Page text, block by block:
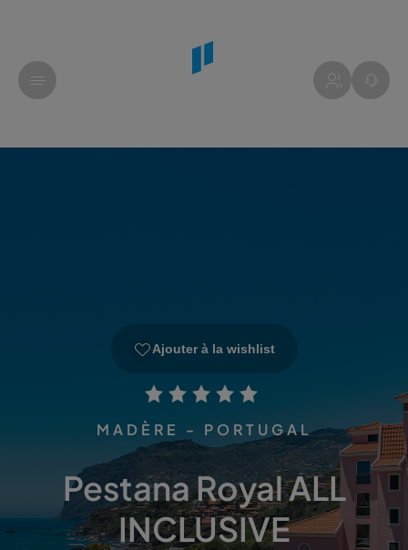
Ajouter à la wishlist
MADÈRE - PORTUGAL
Pestana Royal ALL
INCLUSIVE